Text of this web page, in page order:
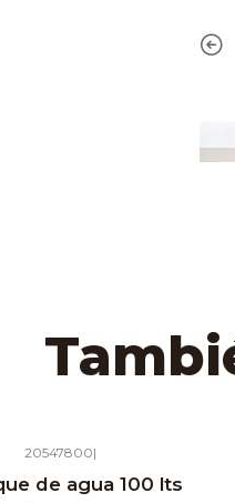
20547800|
de agua 100 lts